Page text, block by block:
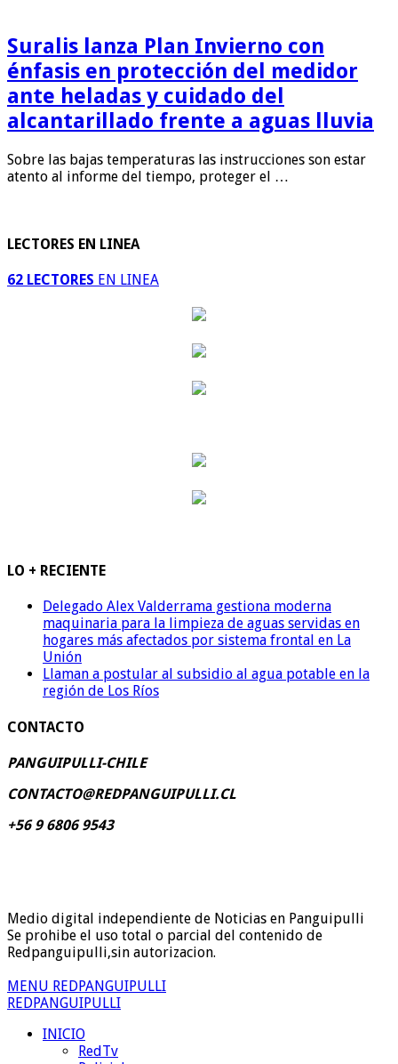
Suralis lanza Plan Invierno con
énfasis en protección del medidor
ante heladas y cuidado del
alcantarillado frente a aguas lluvia
Sobre las bajas temperaturas las instrucciones son estar
atento al informe del tiempo, proteger el …
LECTORES EN LINEA
62 LECTORES EN LINEA
LO + RECIENTE
Delegado Alex Valderrama gestiona moderna
maquinaria para la limpieza de aguas servidas en
hogares más afectados por sistema frontal en La
Unión
Llaman a postular al subsidio al agua potable en la
región de Los Ríos
CONTACTO
PANGUIPULLI-CHILE
CONTACTO@REDPANGUIPULLI.CL
+56 9 6806 9543
Medio digital independiente de Noticias en Panguipulli
Se prohibe el uso total o parcial del contenido de
Redpanguipulli,sin autorizacion.
MENU REDPANGUIPULLI
REDPANGUIPULLI
INICIO
RedTv